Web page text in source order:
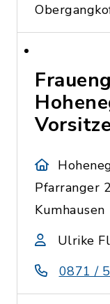
Pfarranger
Kumhausen
Ulrike
0871 /